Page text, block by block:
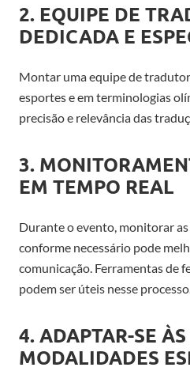
2. EQUIPE DE
DEDICADA E
Montar uma equipe de
esportes e em terminologias
precisão e relevância das
3.
EM TEMPO REAL
Durante o evento, monitorar
conforme necessário pode
comunicação. Ferramentas de
podem ser úteis nesse
4. ADAPTAR-SE
MODALIDADES